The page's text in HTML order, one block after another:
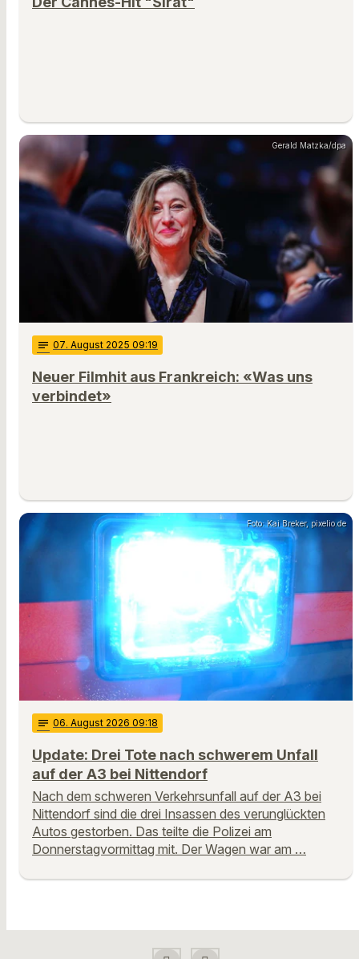
Gerald Matzka/dpa
notes 07. August 2025 09:19
Neuer Filmhit aus Frankreich: «Was uns
verbindet»
Foto: Kai Breker, pixelio.de
notes 06. August 2026 09:18
Update: Drei Tote nach schwerem Unfall
auf der A3 bei Nittendorf
Nach dem schweren Verkehrsunfall auf der A3 bei
Nittendorf sind die drei Insassen des verunglückten
Autos gestorben. Das teilte die Polizei am
Donnerstagvormittag mit. Der Wagen war am …